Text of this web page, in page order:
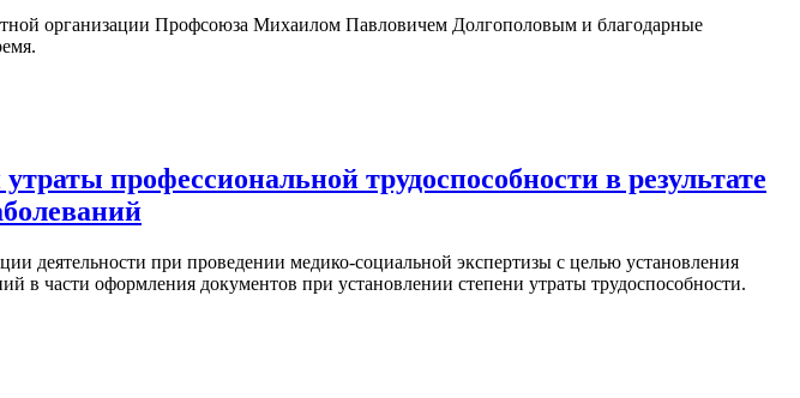
организации Профсоюза Михаилом Павловичем Долгополовым и благодарные
профессиональной трудоспособности в результате
деятельности при проведении медико-социальной экспертизы с целью установления
в части оформления документов при установлении степени утраты трудоспособности.